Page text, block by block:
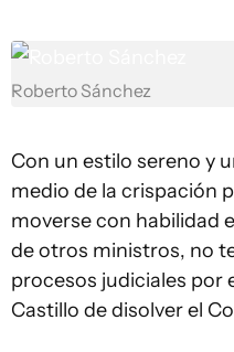
Roberto Sánchez
Con un estilo sereno y
medio de la crispación
moverse con habilidad
de otros ministros, no
procesos judiciales por
Castillo de disolver el